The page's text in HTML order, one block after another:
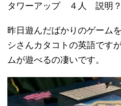
タワーアップ ４人 説明
昨日遊んだばかりのゲーム
シさんカタコトの英語です
ムが遊べるの凄いです。